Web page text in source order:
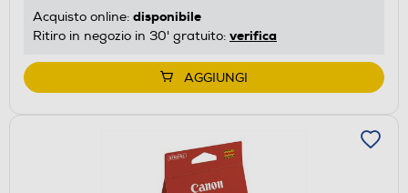
Acquisto online: disponibile
Ritiro in negozio in 30' gratuito: verifica
AGGIUNGI